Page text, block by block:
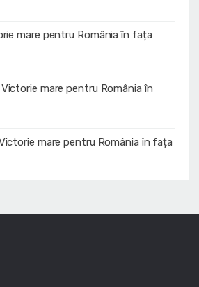
mare pentru România în fața
Victorie mare pentru România în
mare pentru România în fața